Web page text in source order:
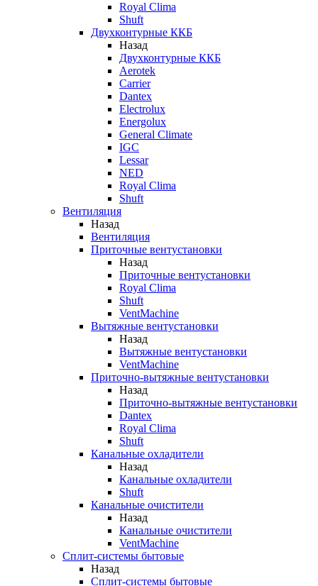
Royal Clima
Shuft
Двухконтурные ККБ
Назад
Двухконтурные ККБ
Aerotek
Carrier
Dantex
Electrolux
Energolux
General Climate
IGC
Lessar
NED
Royal Clima
Shuft
Вентиляция
Назад
Вентиляция
Приточные вентустановки
Назад
Приточные вентустановки
Royal Clima
Shuft
VentMachine
Вытяжные вентустановки
Назад
Вытяжные вентустановки
VentMachine
Приточно-вытяжные вентустановки
Назад
Приточно-вытяжные вентустановки
Dantex
Royal Clima
Shuft
Канальные охладители
Назад
Канальные охладители
Shuft
Канальные очистители
Назад
Канальные очистители
VentMachine
Сплит-системы бытовые
Назад
Сплит-системы бытовые